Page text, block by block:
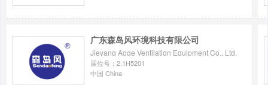
广东森岛风环境科技有限公司
Jieyang Aoge Ventilation Equipment Co., Ltd.
展位号：2.1H5201
中国 China